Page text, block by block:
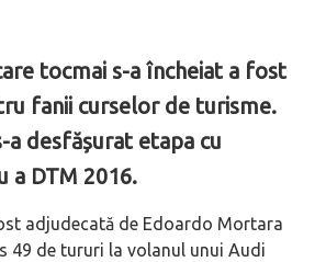
tocmai s-a încheiat a fost
fanii curselor de turisme.
a desfășurat etapa cu
a DTM 2016.
adjudecată de Edoardo Mortara
49 de tururi la volanul unui Audi